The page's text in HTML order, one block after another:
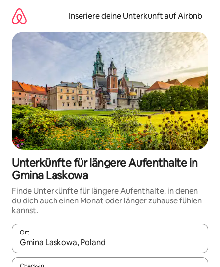
Inhalten
springen
Inseriere deine Unterkunft auf Airbnb
Unterkünfte für längere Aufenthalte in
Gmina Laskowa
Finde Unterkünfte für längere Aufenthalte, in denen
du dich auch einen Monat oder länger zuhause fühlen
kannst.
Ort
Wenn Ergebnisse verfügbar sind, navigiere mit den